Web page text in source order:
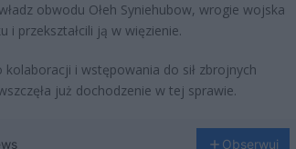
obwodu Ołeh Syniehubow, wrogie wojska
i przekształcili ją w więzienie.
i wstępowania do sił zbrojnych
już dochodzenie w tej sprawie.
Obserwuj